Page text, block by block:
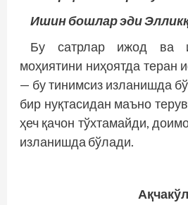
Ишин бошлар эди
Бу сатрлар ижод ва
моҳиятини ниҳоятда
— бу тинимсиз изланишда
бир нуқтасидан маъно
ҳеч қачон тўхтамайди,
изланишда бўлади.
Ақчакўл